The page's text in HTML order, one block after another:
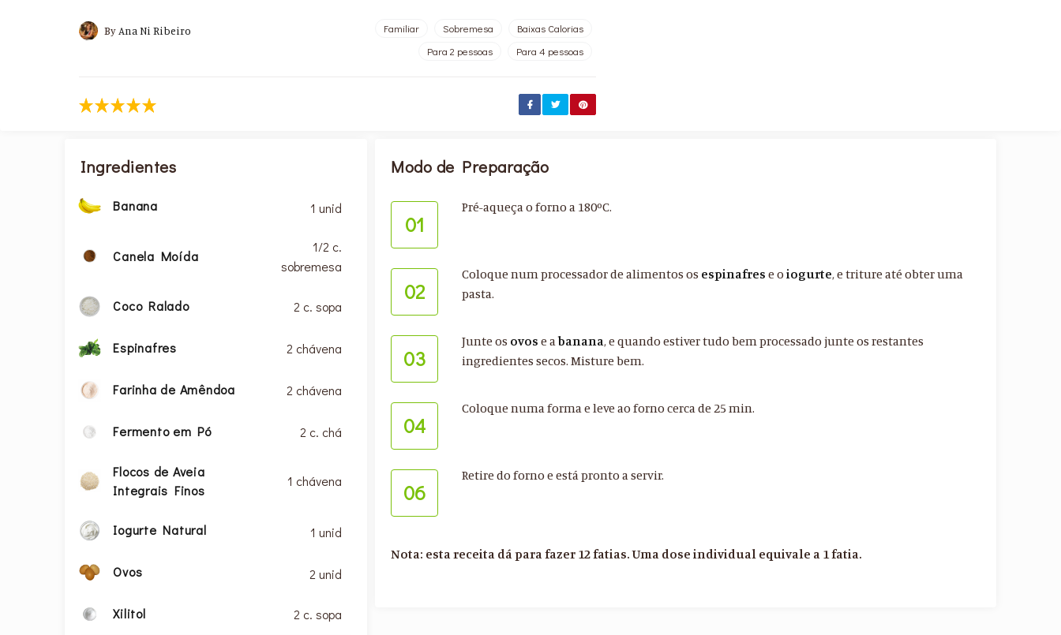
By Ana Ni Ribeiro Familiar Sobremesa
Baixas Calorias
Para 2 pessoas
Para 4 pessoas
Ingredientes
Banana 1 unid
Canela Moída
1/2 c.
sobremesa
Coco Ralado 2 c. sopa
Espinafres 2 chávena
Farinha de Amêndoa 2 chávena
Fermento em Pó 2 c. chá
Flocos de Aveia
Integrais Finos
1 chávena
Iogurte Natural 1 unid
Ovos 2 unid
Xilitol 2 c. sopa
Modo de Preparação
01
Pré-aqueça o forno a 180ºC.
02
Coloque num processador de alimentos os espinafres e oiogurte, e triture até obter uma
pasta.
03
Junte os ovos e abanana, e quando estiver tudo bem processado junte os restantes
ingredientes secos. Misture bem.
04
Coloque numa forma e leve ao forno cerca de 25 min.
06
Retire do forno e está pronto a servir.
Nota: esta receita dá para fazer 12 fatias. Uma dose individual equivale a 1 fatia.